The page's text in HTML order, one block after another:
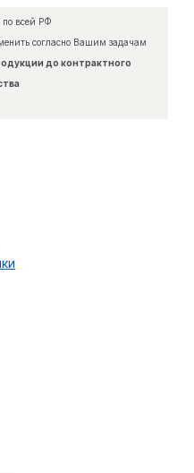
по всей РФ
согласно Вашим задачам
до контрактного